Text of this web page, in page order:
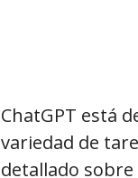
ChatGPT está
variedad de
detallado